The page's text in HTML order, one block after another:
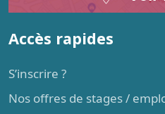
Accès rapides
S’inscrire ?
Nos offres de stages /